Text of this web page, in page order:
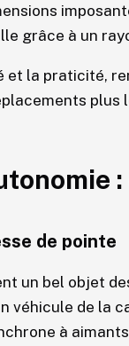
grâce à un
et la praticité,
plus
de pointe
un bel objet
véhicule de la
à